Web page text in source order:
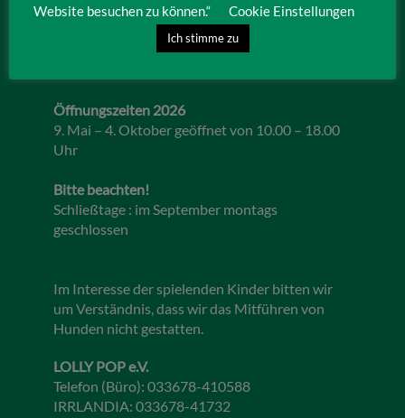
IRRLANDIA – der MitMachPark
Lebbiner Straße 1
15859 Storkow (Mark)
Öffnungszeiten 2026
9. Mai – 4. Oktober geöffnet von 10.00 – 18.00
Uhr
Bitte beachten!
Schließtage : im September montags
geschlossen
Im Interesse der spielenden Kinder bitten wir
um Verständnis, dass wir das Mitführen von
Hunden nicht gestatten.
LOLLY POP e.V.
Telefon (Büro): 033678-410588
IRRLANDIA: 033678-41732
Website besuchen zu können.“
Cookie Einstellungen
Ich stimme zu